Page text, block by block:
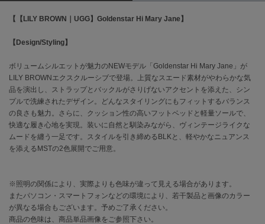
célon
CODE A
コードエー
COLE HAAN
コール ハーン
CONVERSE
DANSKIN
ダンスキン
【【LILY BROWN｜UGG】Goldenstar Hi Mary Jane】
【Design/Styling】
ボリュームシルエットが魅力のNEWモデル「Goldenstar Hi Mary Jane」が
LILY BROWNエクスクルーシブで登場。上質なスエード素材がやわらかな気
品を演出し、ストラップとバックルがさりげないアクセントを添えた、シン
プルで洗練されたデザイン。どんなスタイリングにもフィットするバランス
の良さも魅力。さらに、クッション性の高いフットベッドと軽量ソールで、
快適な履き心地を実現。装いに自然と馴染みながら、ヴィンテージライクな
ムードを纏う一足です。スタイルを引き締めるBLKと、軽やかなニュアンス
を添えるMSTの2色展開でご用意。
※照明の関係により、実際よりも色味が違って見える場合があります。
またパソコン・スマートフォンなどの環境により、若干製品と画像のカラー
が異なる場合もございます。予めご了承ください。
商品の色味は、商品単品画像をご参照下さい。